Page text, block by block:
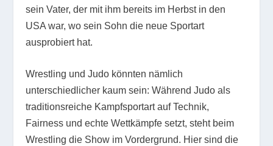
sein Vater, der mit ihm bereits im Herbst in den
USA war, wo sein Sohn die neue Sportart
ausprobiert hat.
Wrestling und Judo könnten nämlich
unterschiedlicher kaum sein: Während Judo als
traditionsreiche Kampfsportart auf Technik,
Fairness und echte Wettkämpfe setzt, steht beim
Wrestling die Show im Vordergrund. Hier sind die